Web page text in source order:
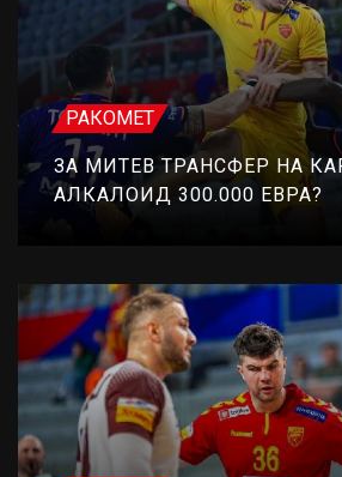
РАКОМЕТ
ЗА МИТЕВ ТРАНСФЕР НА
АЛКАЛОИД 300.000 ЕВРА?